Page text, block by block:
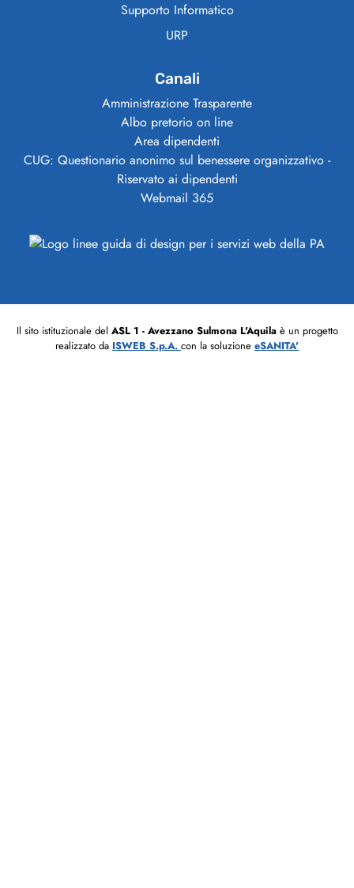
Supporto Informatico
URP
Canali
Amministrazione Trasparente
Albo pretorio on line
Area dipendenti
CUG: Questionario anonimo sul benessere organizzativo -
Riservato ai dipendenti
Webmail 365
Il sito istituzionale del ASL 1 - Avezzano Sulmona L'Aquilaè un progetto
realizzato da ISWEB S.p.A. con la soluzione eSANITA'